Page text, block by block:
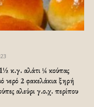
κ.γ. αλάτι ¼ κούπας
νερό 2 φακελάκια ξηρή
αλεύρι γ.ο.χ. περίπου